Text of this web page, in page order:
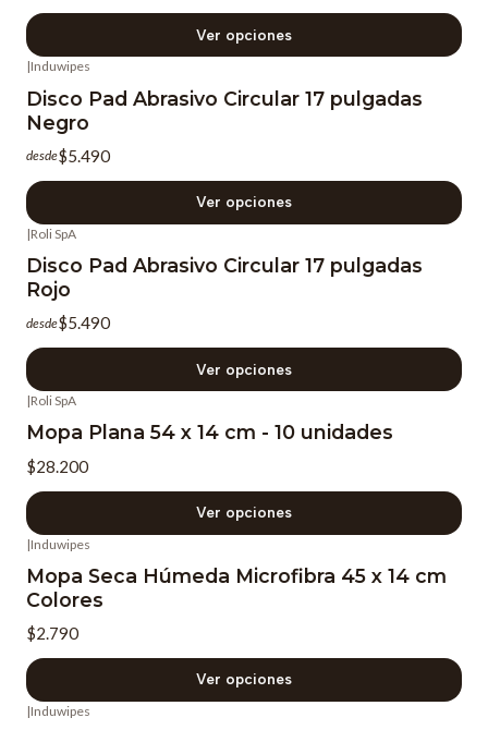
Ver opciones
|Induwipes
Disco Pad Abrasivo Circular 17 pulgadas
Negro
desde$5.490
Ver opciones
|Roli SpA
Disco Pad Abrasivo Circular 17 pulgadas
Rojo
desde$5.490
Ver opciones
|Roli SpA
Mopa Plana 54 x 14 cm - 10 unidades
$28.200
Ver opciones
|Induwipes
Mopa Seca Húmeda Microfibra 45 x 14 cm
Colores
$2.790
Ver opciones
|Induwipes